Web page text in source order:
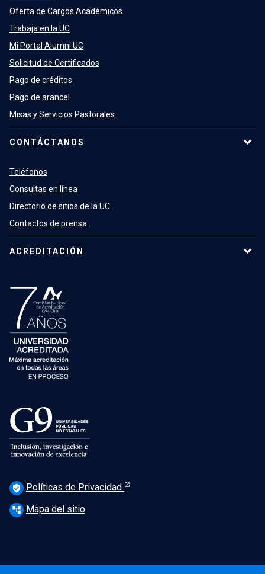
Oferta de Cargos Académicos
Trabaja en la UC
Mi Portal Alumni UC
Solicitud de Certificados
Pago de créditos
Pago de arancel
Misas y Servicios Pastorales
CONTÁCTANOS
Teléfonos
Consultas en línea
Directorio de sitios de la UC
Contactos de prensa
ACREDITACIÓN
verified_user Políticas de Privacidad
account_tree Mapa del sitio